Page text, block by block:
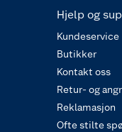
Hjelp og
Kundeservice
Butikker
Kontakt oss
Retur- og
Reklamasjon
Ofte stilte